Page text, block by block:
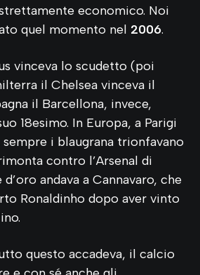
economico. Noi
quel momento nel 2006.
vinceva lo scudetto (poi
il Chelsea vinceva il
il Barcellona, invece,
18esimo. In Europa, a Parigi
i blaugrana trionfavano
contro l’Arsenal di
andava a Cannavaro, che
Ronaldinho dopo aver vinto
questo accadeva, il calcio